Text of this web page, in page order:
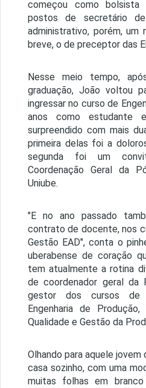
começou como bolsista
postos de secretário
administrativo, porém, um
breve, o de preceptor das
Nesse meio tempo,
graduação, João voltou
ingressar no curso de
anos como estudante
surpreendido com mais
primeira delas foi a
segunda foi um
Coordenação Geral da
Uniube.
"E no ano passado
contrato de docente, nos
Gestão EAD", conta o
uberabense de coração
tem atualmente a rotina
de coordenador geral da
gestor dos cursos de
Engenharia de
Qualidade e Gestão da
Olhando para aquele jovem
casa sozinho, com uma
muitas folhas em